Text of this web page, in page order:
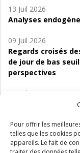
Pour offrir les
telles que les cookies
appareils. Le fait de
13 Juil 2026
Analyses
09 Juil 2026
Regards croisés
de jour de bas
perspectives
06 Juil 2026
Étude
01 Juil 2026
Pénurie du